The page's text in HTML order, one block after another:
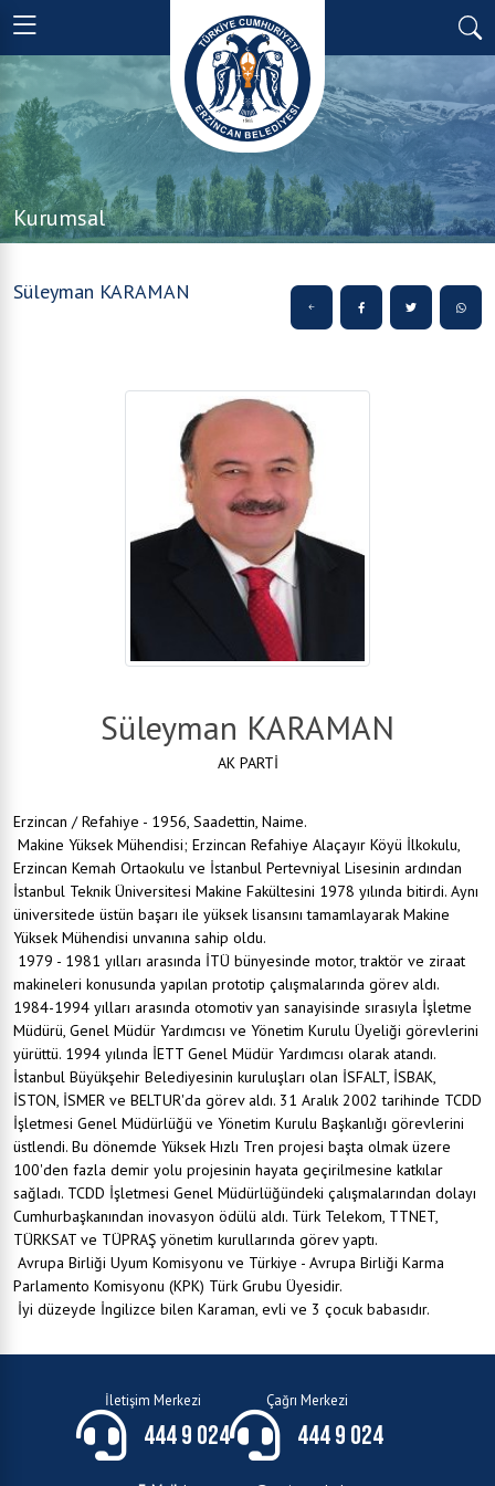
Kurumsal
Süleyman KARAMAN
Süleyman KARAMAN
AK PARTİ
Erzincan / Refahiye - 1956, Saadettin, Naime.
Makine Yüksek Mühendisi; Erzincan Refahiye Alaçayır Köyü İlkokulu,
Erzincan Kemah Ortaokulu ve İstanbul Pertevniyal Lisesinin ardından
İstanbul Teknik Üniversitesi Makine Fakültesini 1978 yılında bitirdi. Aynı
üniversitede üstün başarı ile yüksek lisansını tamamlayarak Makine
Yüksek Mühendisi unvanına sahip oldu.
1979 - 1981 yılları arasında İTÜ bünyesinde motor, traktör ve ziraat
makineleri konusunda yapılan prototip çalışmalarında görev aldı.
1984-1994 yılları arasında otomotiv yan sanayisinde sırasıyla İşletme
Müdürü, Genel Müdür Yardımcısı ve Yönetim Kurulu Üyeliği görevlerini
yürüttü. 1994 yılında İETT Genel Müdür Yardımcısı olarak atandı.
İstanbul Büyükşehir Belediyesinin kuruluşları olan İSFALT, İSBAK,
İSTON, İSMER ve BELTUR'da görev aldı. 31 Aralık 2002 tarihinde TCDD
İşletmesi Genel Müdürlüğü ve Yönetim Kurulu Başkanlığı görevlerini
üstlendi. Bu dönemde Yüksek Hızlı Tren projesi başta olmak üzere
100'den fazla demir yolu projesinin hayata geçirilmesine katkılar
sağladı. TCDD İşletmesi Genel Müdürlüğündeki çalışmalarından dolayı
Cumhurbaşkanından inovasyon ödülü aldı. Türk Telekom, TTNET,
TÜRKSAT ve TÜPRAŞ yönetim kurullarında görev yaptı.
Avrupa Birliği Uyum Komisyonu ve Türkiye - Avrupa Birliği Karma
Parlamento Komisyonu (KPK) Türk Grubu Üyesidir.
İyi düzeyde İngilizce bilen Karaman, evli ve 3 çocuk babasıdır.
İletişim Merkezi
444 9 024
Çağrı Merkezi
444 9 024